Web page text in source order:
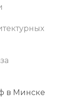
в Минске